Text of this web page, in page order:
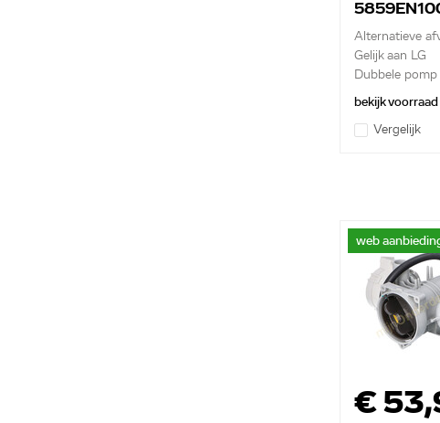
Alternatieve
Gelijk aan LG
Dubbele
bekijk voorraad
Vergelijk
web
€